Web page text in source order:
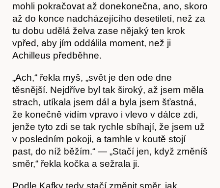
mohli pokračovat až donekonečna, ano, skoro
až do konce nadcházejícího desetiletí, než za
tu dobu udělá želva zase nějaký ten krok
vpřed, aby jím oddálila moment, než ji
Achilleus předběhne.
„Ach,“ řekla myš, „svět je den ode dne
těsnější. Nejdříve byl tak široký, až jsem měla
strach, utíkala jsem dál a byla jsem šťastná,
že konečně vidím vpravo i vlevo v dálce zdi,
jenže tyto zdi se tak rychle sbíhají, že jsem už
v posledním pokoji, a tamhle v koutě stojí
past, do níž běžím.“ — „Stačí jen, když změníš
směr,“ řekla kočka a sežrala ji.
Podle Kafky tedy stačí změnit směr, jak